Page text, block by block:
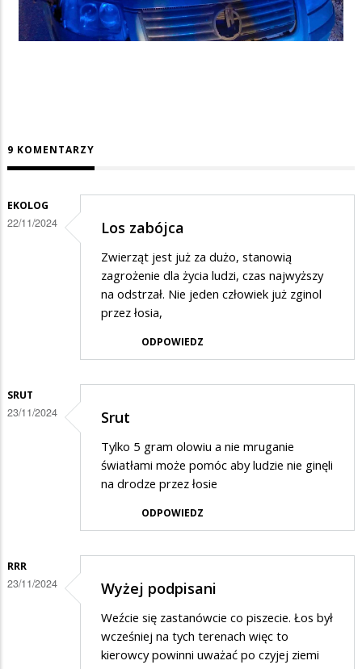
9 KOMENTARZY
EKOLOG
22/11/2024 Los zabójca
Zwierząt jest już za dużo, stanowią
zagrożenie dla życia ludzi, czas najwyższy
na odstrzał. Nie jeden człowiek już zginol
przez łosia,
ODPOWIEDZ
SRUT
23/11/2024 Srut
Tylko 5 gram olowiu a nie mruganie
światłami może pomóc aby ludzie nie ginęli
na drodze przez łosie
ODPOWIEDZ
RRR
23/11/2024 Wyżej podpisani
Weźcie się zastanówcie co piszecie. Łos był
wcześniej na tych terenach więc to
kierowcy powinni uważać po czyjej ziemi